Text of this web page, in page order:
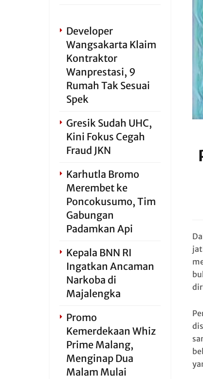
Developer
Wangsakarta Klaim
Kontraktor
Wanprestasi, 9
Rumah Tak Sesuai
Spek
Gresik Sudah UHC,
Kini Fokus Cegah
Fraud JKN
Karhutla Bromo
Merembet ke
Poncokusumo, Tim
Gabungan
Padamkan Api
Kepala BNN RI
Ingatkan Ancaman
Narkoba di
Majalengka
Promo
Kemerdekaan Whiz
Prime Malang,
Menginap Dua
Malam Mulai